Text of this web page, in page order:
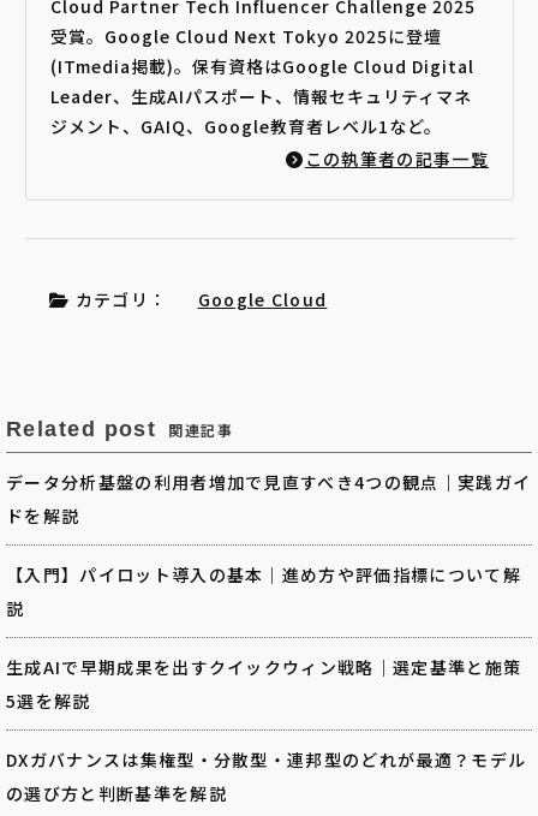
Cloud Partner Tech Influencer Challenge 2025
受賞。Google Cloud Next Tokyo 2025に登壇
(ITmedia掲載)。保有資格はGoogle Cloud Digital
Leader、生成AIパスポート、情報セキュリティマネ
ジメント、GAIQ、Google教育者レベル1など。
この執筆者の記事一覧
カテゴリ： Google Cloud
Related post 関連記事
データ分析基盤の利用者増加で見直すべき4つの観点｜実践ガイ
ドを解説
【入門】パイロット導入の基本｜進め方や評価指標について解
説
生成AIで早期成果を出すクイックウィン戦略｜選定基準と施策
5選を解説
DXガバナンスは集権型・分散型・連邦型のどれが最適？モデル
の選び方と判断基準を解説